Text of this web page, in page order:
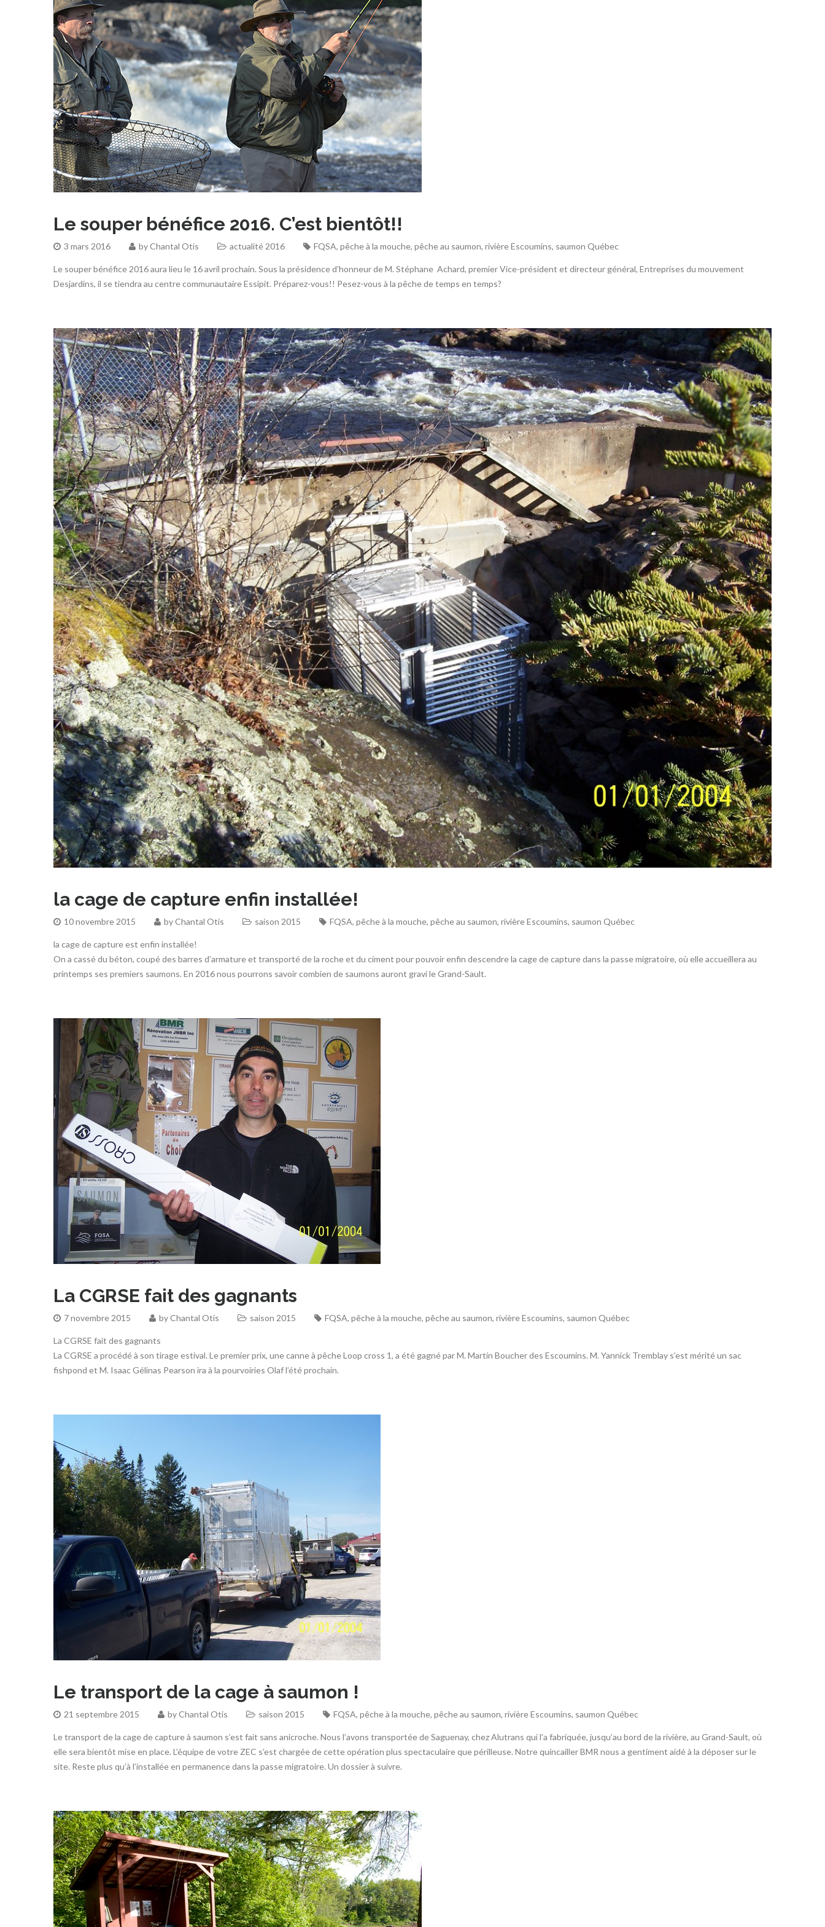
Le souper bénéfice 2016. C’est bientôt!!
3 mars 2016 byChantal Otis actualité 2016 FQSA, pêche à la mouche, pêche au saumon, rivière Escoumins, saumon Québec
Le souper bénéfice 2016 aura lieu le 16 avril prochain. Sous la présidence d’honneur de M. Stéphane Achard, premier Vice-président et directeur général, Entreprises du mouvement
Desjardins, il se tiendra au centre communautaire Essipit. Préparez-vous!! Pesez-vous à la pêche de temps en temps?
la cage de capture enfin installée!
10 novembre 2015 byChantal Otis saison 2015 FQSA, pêche à la mouche, pêche au saumon, rivière Escoumins, saumon Québec
la cage de capture est enfin installée!
On a cassé du béton, coupé des barres d’armature et transporté de la roche et du ciment pour pouvoir enfin descendre la cage de capture dans la passe migratoire, où elle accueillera au
printemps ses premiers saumons. En 2016 nous pourrons savoir combien de saumons auront gravi le Grand-Sault.
La CGRSE fait des gagnants
7 novembre 2015 byChantal Otis saison 2015 FQSA, pêche à la mouche, pêche au saumon, rivière Escoumins, saumon Québec
La CGRSE fait des gagnants
La CGRSE a procédé à son tirage estival. Le premier prix, une canne à pêche Loop cross 1, a été gagné par M. Martin Boucher des Escoumins. M. Yannick Tremblay s’est mérité un sac
fishpond et M. Isaac Gélinas Pearson ira à la pourvoiries Olaf l’été prochain.
Le transport de la cage à saumon !
21 septembre 2015 byChantal Otis saison 2015 FQSA, pêche à la mouche, pêche au saumon, rivière Escoumins, saumon Québec
Le transport de la cage de capture à saumon s’est fait sans anicroche. Nous l’avons transportée de Saguenay, chez Alutrans qui l’a fabriquée, jusqu’au bord de la rivière, au Grand-Sault, où
elle sera bientôt mise en place. L’équipe de votre ZEC s’est chargée de cette opération plus spectaculaire que périlleuse. Notre quincailler BMR nous a gentiment aidé à la déposer sur le
site. Reste plus qu’à l’installée en permanence dans la passe migratoire. Un dossier à suivre.